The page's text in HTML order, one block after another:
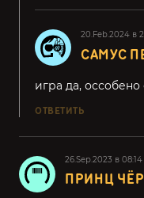
20.Feb.2024 в
САМУС
игра да, оссобено
ОТВЕТИТЬ
26.Sep.2023 в 08:14
ПРИНЦ